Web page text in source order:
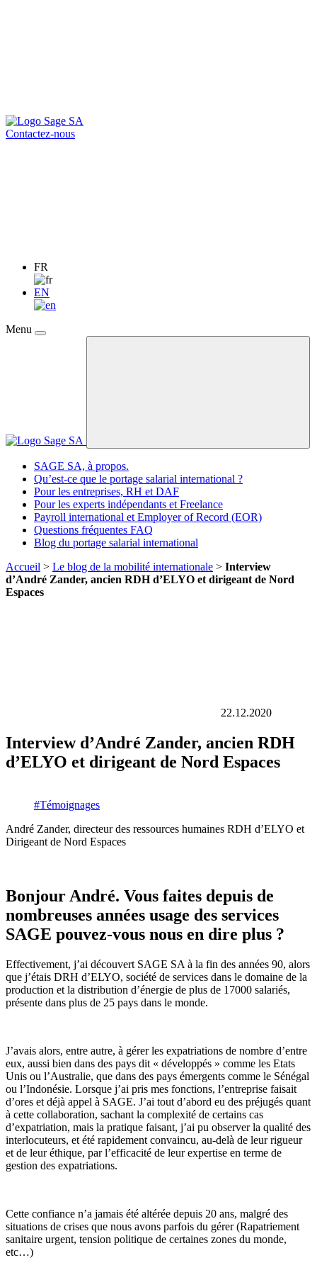
Contactez-nous
FR
EN
Menu
SAGE SA, à propos.
Qu’est-ce que le portage salarial international ?
Pour les entreprises, RH et DAF
Pour les experts indépendants et Freelance
Payroll international et Employer of Record (EOR)
Questions fréquentes FAQ
Blog du portage salarial international
Accueil > Le blog de la mobilité internationale > Interview
d’André Zander, ancien RDH d’ELYO et dirigeant de Nord
Espaces
22.12.2020
Interview d’André Zander, ancien RDH
d’ELYO et dirigeant de Nord Espaces
#Témoignages
André Zander, directeur des ressources humaines RDH d’ELYO et
Dirigeant de Nord Espaces
Bonjour André. Vous faites depuis de
nombreuses années usage des services
SAGE pouvez-vous nous en dire plus ?
Effectivement, j’ai découvert SAGE SA à la fin des années 90, alors
que j’étais DRH d’ELYO, société de services dans le domaine de la
production et la distribution d’énergie de plus de 17000 salariés,
présente dans plus de 25 pays dans le monde.
J’avais alors, entre autre, à gérer les expatriations de nombre d’entre
eux, aussi bien dans des pays dit « développés » comme les Etats
Unis ou l’Australie, que dans des pays émergents comme le Sénégal
ou l’Indonésie. Lorsque j’ai pris mes fonctions, l’entreprise faisait
d’ores et déjà appel à SAGE. J’ai tout d’abord eu des préjugés quant
à cette collaboration, sachant la complexité de certains cas
d’expatriation, mais la pratique faisant, j’ai pu observer la qualité des
interlocuteurs, et été rapidement convaincu, au-delà de leur rigueur
et de leur éthique, par l’efficacité de leur expertise en terme de
gestion des expatriations.
Cette confiance n’a jamais été altérée depuis 20 ans, malgré des
situations de crises que nous avons parfois du gérer (Rapatriement
sanitaire urgent, tension politique de certaines zones du monde,
etc…)